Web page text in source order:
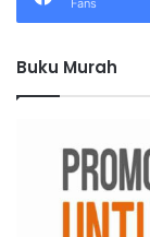
Fans
Buku Murah